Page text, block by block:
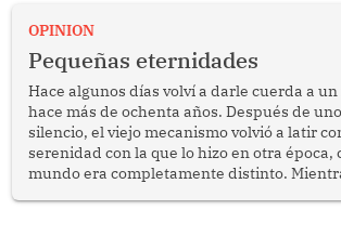
bimestrales el subsidio que reciben los
reflexionar sobre la importancia de
públicas dirigidas a los adultos mayores en
OPINION
Pequeñas eternidades
Hace algunos días volví a darle cuerda a
hace más de ochenta años. Después de
silencio, el viejo mecanismo volvió a latir
serenidad con la que lo hizo en otra época,
mundo era completamente distinto.